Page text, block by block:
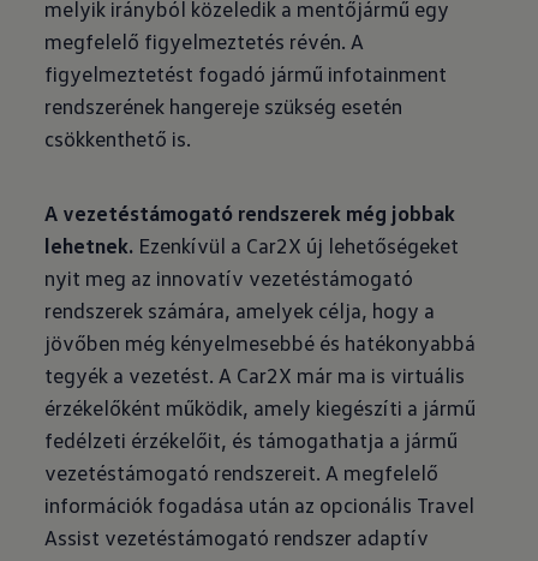
melyik irányból közeledik a mentőjármű egy
megfelelő figyelmeztetés révén. A
figyelmeztetést fogadó jármű infotainment
rendszerének hangereje szükség esetén
csökkenthető is.
A vezetéstámogató rendszerek még jobbak
lehetnek. Ezenkívül a Car2X új lehetőségeket
nyit meg az innovatív vezetéstámogató
rendszerek számára, amelyek célja, hogy a
jövőben még kényelmesebbé és hatékonyabbá
tegyék a vezetést. A Car2X már ma is virtuális
érzékelőként működik, amely kiegészíti a jármű
fedélzeti érzékelőit, és támogathatja a jármű
vezetéstámogató rendszereit. A megfelelő
információk fogadása után az opcionális Travel
Assist vezetéstámogató rendszer adaptív